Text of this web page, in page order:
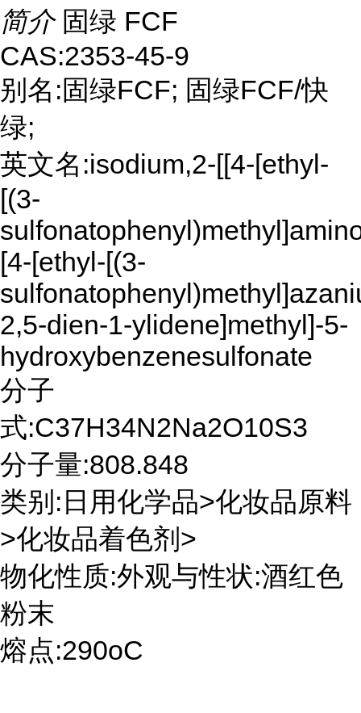
简介 固绿 FCF
CAS:2353-45-9
别名:固绿FCF; 固绿FCF/快
绿;
英文名:isodium,2-[[4-[ethyl-
[(3-
[4-[ethyl-[(3-
2,5-dien-1-ylidene]methyl]-5-
hydroxybenzenesulfonate
分子
式:C37H34N2Na2O10S3
分子量:808.848
类别:日用化学品>化妆品原料
>化妆品着色剂>
物化性质:外观与性状:酒红色
粉末
熔点:290oC